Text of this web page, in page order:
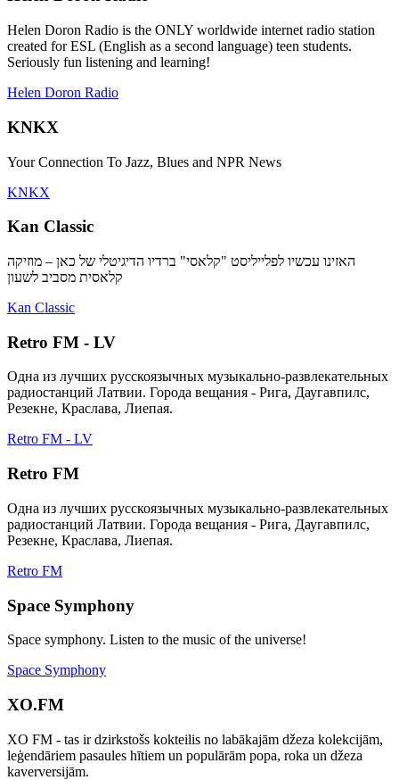
Helen Doron Radio is the ONLY worldwide internet radio station
created for ESL (English as a second language) teen students.
Seriously fun listening and learning!
Helen Doron Radio
KNKX
Your Connection To Jazz, Blues and NPR News
KNKX
Kan Classic
האזינו עכשיו לפלייליסט "קלאסי" ברדיו הדיגיטלי של כאן – מוזיקה
קלאסית מסביב לשעון
Kan Classic
Retro FM - LV
Одна из лучших русскоязычных музыкально-развлекательных
радиостанций Латвии. Города вещания - Рига, Даугавпилс,
Резекне, Краслава, Лиепая.
Retro FM - LV
Retro FM
Одна из лучших русскоязычных музыкально-развлекательных
радиостанций Латвии. Города вещания - Рига, Даугавпилс,
Резекне, Краслава, Лиепая.
Retro FM
Space Symphony
Space symphony. Listen to the music of the universe!
Space Symphony
XO.FM
XO FM - tas ir dzirkstošs kokteilis no labākajām džeza kolekcijām,
leģendāriem pasaules hītiem un populārām popa, roka un džeza
kaverversijām.